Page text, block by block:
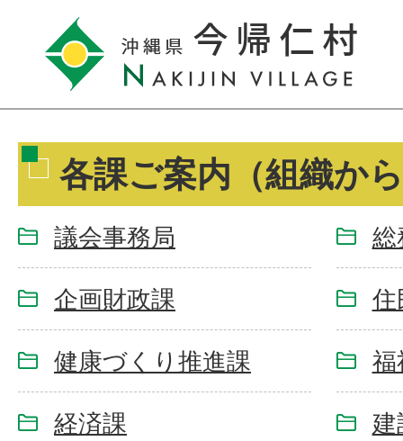
各課ご案内（組織か
議会事務局 総
企画財政課 住
健康づくり推進課 福
経済課 建